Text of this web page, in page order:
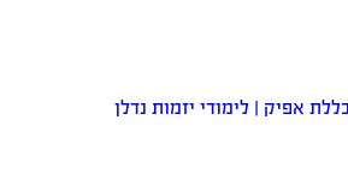
אפיק | לימודי יזמות נדלן